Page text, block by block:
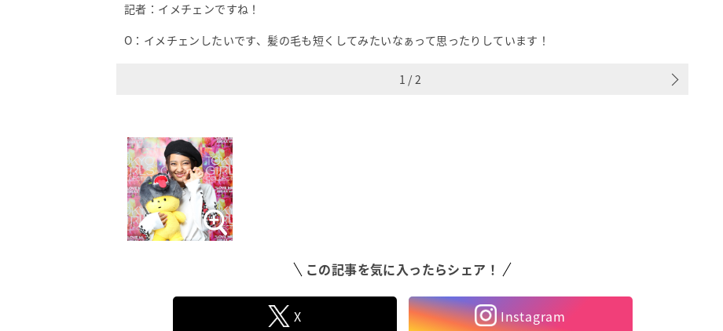
記者：イメチェンですね！
O：イメチェンしたいです、髪の毛も短くしてみたいなぁって思ったりしています！
1 /2
この記事を気に入ったらシェア！
X Instagram